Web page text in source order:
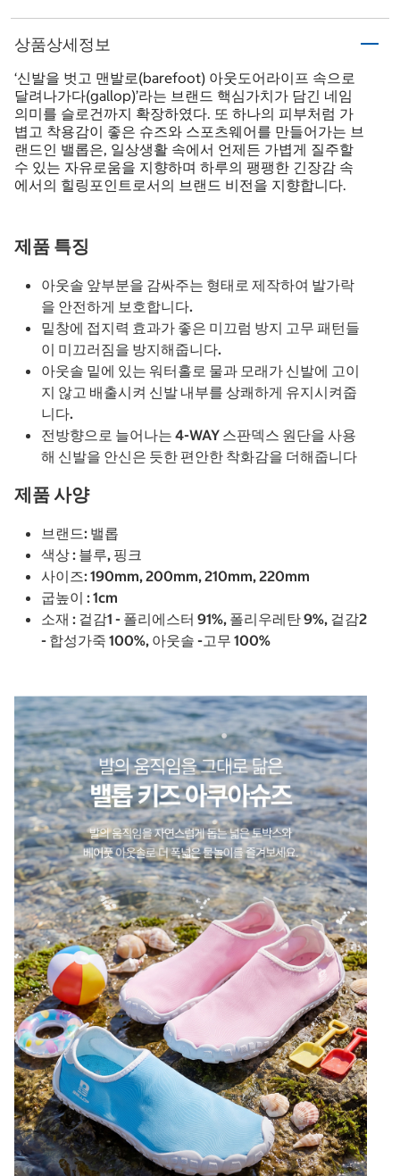
상품상세정보
‘신발을 벗고 맨발로(barefoot) 아웃도어라이프 속으로
달려나가다(gallop)’라는 브랜드 핵심가치가 담긴 네임
의미를 슬로건까지 확장하였다. 또 하나의 피부처럼 가
볍고 착용감이 좋은 슈즈와 스포츠웨어를 만들어가는 브
랜드인 밸롭은, 일상생활 속에서 언제든 가볍게 질주할
수 있는 자유로움을 지향하며 하루의 팽팽한 긴장감 속
에서의 힐링포인트로서의 브랜드 비전을 지향합니다.
제품 특징
아웃솔 앞부분을 감싸주는 형태로 제작하여 발가락
을 안전하게 보호합니다.
밑창에 접지력 효과가 좋은 미끄럼 방지 고무 패턴들
이 미끄러짐을 방지해줍니다.
아웃솔 밑에 있는 워터홀로 물과 모래가 신발에 고이
지 않고 배출시켜 신발 내부를 상쾌하게 유지시켜줍
니다.
전방향으로 늘어나는 4-WAY 스판덱스 원단을 사용
해 신발을 안신은 듯한 편안한 착화감을 더해줍니다
제품 사양
브랜드: 밸롭
색상 : 블루, 핑크
사이즈: 190mm, 200mm, 210mm, 220mm
굽높이 : 1cm
소재 : 겉감1 - 폴리에스터 91%, 폴리우레탄 9%, 겉감2
- 합성가죽 100%, 아웃솔 -고무 100%